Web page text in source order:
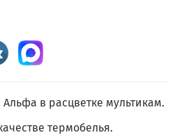
в расцветке мультикам.
термобелья.